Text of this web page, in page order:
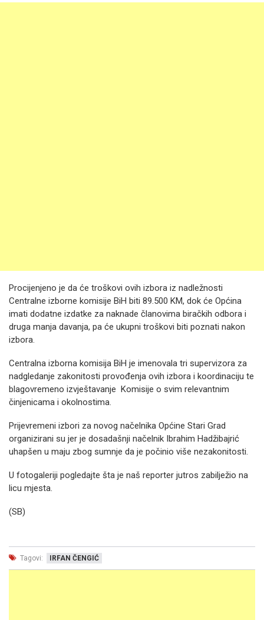
Procijenjeno je da će troškovi ovih izbora iz nadležnosti
Centralne izborne komisije BiH biti 89.500 KM, dok će Općina
imati dodatne izdatke za naknade članovima biračkih odbora i
druga manja davanja, pa će ukupni troškovi biti poznati nakon
izbora.
Centralna izborna komisija BiH je imenovala tri supervizora za
nadgledanje zakonitosti provođenja ovih izbora i koordinaciju te
blagovremeno izvještavanje Komisije o svim relevantnim
činjenicama i okolnostima.
Prijevremeni izbori za novog načelnika Općine Stari Grad
organizirani su jer je dosadašnji načelnik Ibrahim Hadžibajrić
uhapšen u maju zbog sumnje da je počinio više nezakonitosti.
U fotogaleriji pogledajte šta je naš reporter jutros zabilježio na
licu mjesta.
(SB)
Tagovi: IRFAN ČENGIĆ